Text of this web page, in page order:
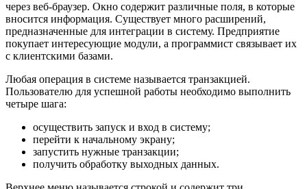
через веб-браузер. Окно содержит различные поля, в которые
вносится информация. Существует много расширений,
предназначенные для интеграции в систему. Предприятие
покупает интересующие модули, а программист связывает их
с клиентскими базами.
Любая операция в системе называется транзакцией.
Пользователю для успешной работы необходимо выполнить
четыре шага:
осуществить запуск и вход в систему;
перейти к начальному экрану;
запустить нужные транзакции;
получить обработку выходных данных.